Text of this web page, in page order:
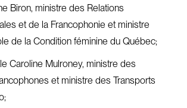
Biron, ministre des Relations
et de la Francophonie et ministre
de la Condition féminine du Québec;
Caroline Mulroney, ministre des
et ministre des Transports